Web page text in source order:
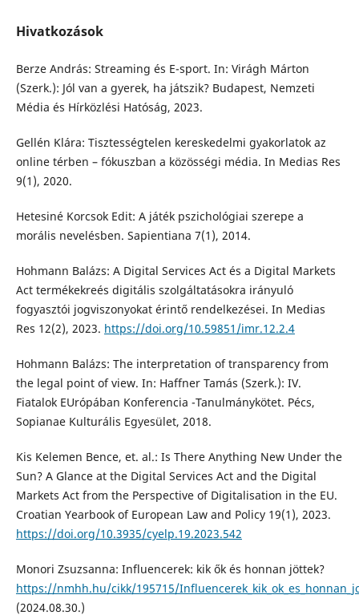
Hivatkozások
Berze András: Streaming és E-sport. In: Virágh Márton
(Szerk.): Jól van a gyerek, ha játszik? Budapest, Nemzeti
Média és Hírközlési Hatóság, 2023.
Gellén Klára: Tisztességtelen kereskedelmi gyakorlatok az
online térben – fókuszban a közösségi média. In Medias Res
9(1), 2020.
Hetesiné Korcsok Edit: A játék pszichológiai szerepe a
morális nevelésben. Sapientiana 7(1), 2014.
Hohmann Balázs: A Digital Services Act és a Digital Markets
Act termékekreés digitális szolgáltatásokra irányuló
fogyasztói jogviszonyokat érintő rendelkezései. In Medias
Res 12(2), 2023. https://doi.org/10.59851/imr.12.2.4
Hohmann Balázs: The interpretation of transparency from
the legal point of view. In: Haffner Tamás (Szerk.): IV.
Fiatalok EUrópában Konferencia -Tanulmánykötet. Pécs,
Sopianae Kulturális Egyesület, 2018.
Kis Kelemen Bence, et. al.: Is There Anything New Under the
Sun? A Glance at the Digital Services Act and the Digital
Markets Act from the Perspective of Digitalisation in the EU.
Croatian Yearbook of European Law and Policy 19(1), 2023.
https://doi.org/10.3935/cyelp.19.2023.542
Monori Zsuzsanna: Influencerek: kik ők és honnan jöttek?
https://nmhh.hu/cikk/195715/
(2024.08.30.)